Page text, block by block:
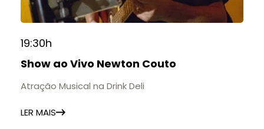
19:30h
Show ao Vivo Newton Couto
Atração Musical na Drink Deli
LER MAIS